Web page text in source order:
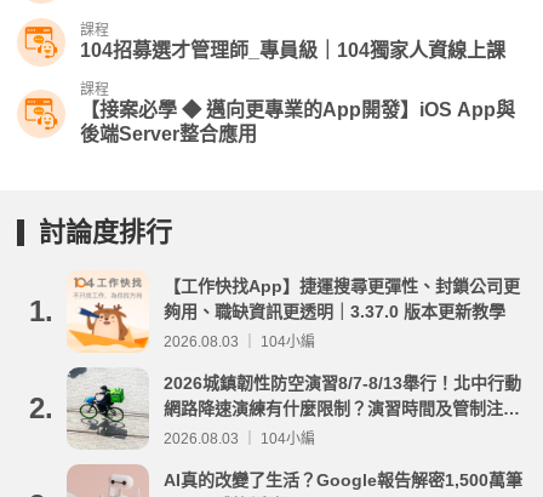
課程
104招募選才管理師_專員級｜104獨家人資線上課
課程
【接案必學 ◆ 邁向更專業的App開發】iOS App與
後端Server整合應用
討論度排行
1.
【工作快找App】捷運搜尋更彈性、封鎖公司更
夠用、職缺資訊更透明｜3.37.0 版本更新教學
2026.08.03 ｜ 104小編
2.
2026城鎮韌性防空演習8/7-8/13舉行！北中行動
網路降速演練有什麼限制？演習時間及管制注意
事項整理
2026.08.03 ｜ 104小編
AI真的改變了生活？Google報告解密1,500萬筆